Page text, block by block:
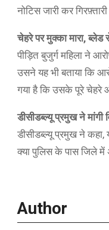
नोटिस जारी कर
चेहरे पर मुक्का मारा,
पीड़ित बुजुर्ग महिला ने
उसने यह भी बताया कि
गया है कि उसके पूरे चेहरे
डीसीडब्ल्यू प्रमुख ने मांगी
डीसीडब्ल्यू प्रमुख ने कहा,
क्या पुलिस के पास जिले में
Author